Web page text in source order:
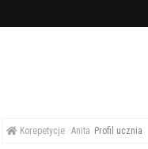
Korepetycje Anita Profil ucznia